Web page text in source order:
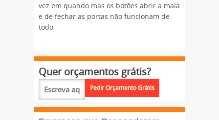
vez em quando mas os botões abrir a mala
e de fechar as portas não funcionam de
todo
Quer orçamentos grátis?